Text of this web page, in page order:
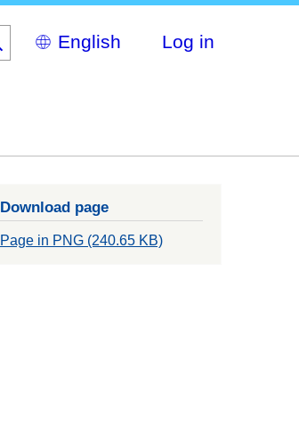
Select
your
Log in
Download page
Page in PNG (240.65 KB)